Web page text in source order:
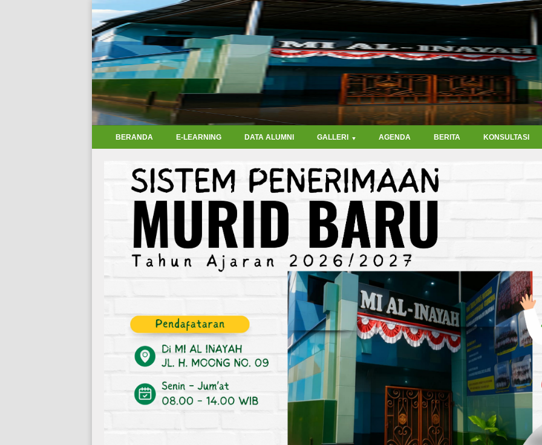
BERANDA E-LEARNING DATA ALUMNI GALLERI AGENDA BERITA KONSULTASI